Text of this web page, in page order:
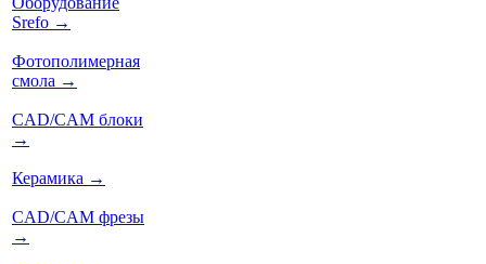
Srefo →
Фотополимерная
смола →
CAD/CAM блоки
→
Керамика →
CAD/CAM фрезы
→